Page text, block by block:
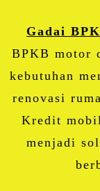
Gadai
BPKB motor
kebutuhan
renovasi
Kredit
menjadi